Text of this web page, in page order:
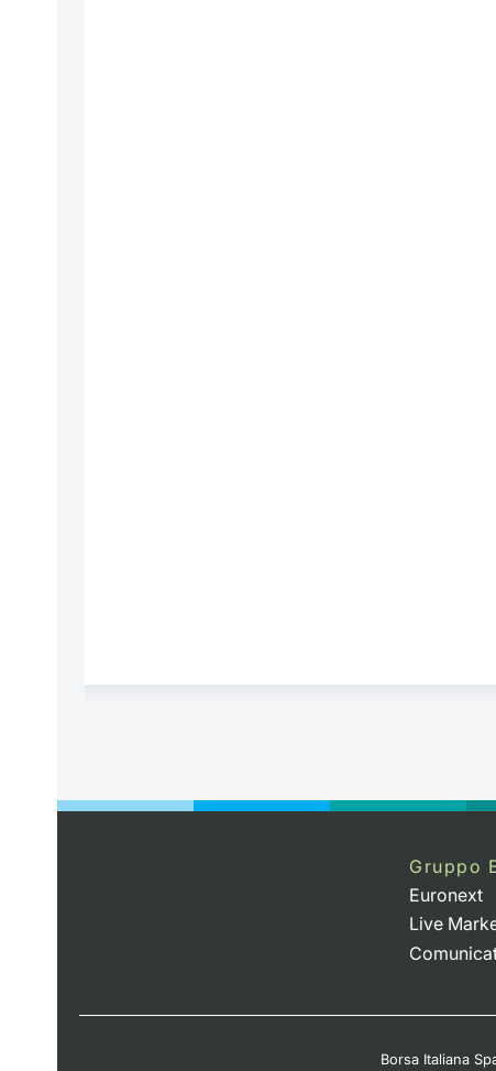
Gruppo
Euronext
Live
Borsa Italiana